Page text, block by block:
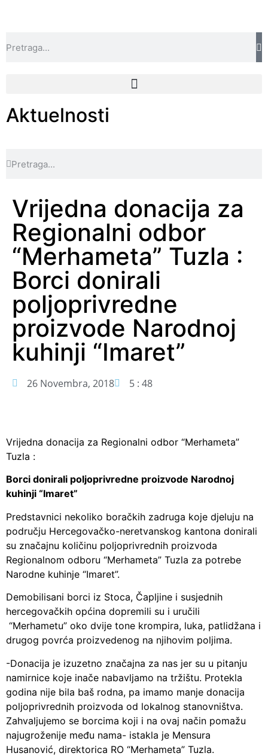
Aktuelnosti
Vrijedna donacija za
Regionalni odbor
“Merhameta” Tuzla :
Borci donirali
poljoprivredne
proizvode Narodnoj
kuhinji “Imaret”
26 Novembra, 2018 5 : 48
Vrijedna donacija za Regionalni odbor “Merhameta”
Tuzla :
Borci donirali poljoprivredne proizvode Narodnoj
kuhinji “Imaret”
Predstavnici nekoliko boračkih zadruga koje djeluju na
području Hercegovačko-neretvanskog kantona donirali
su značajnu količinu poljoprivrednih proizvoda
Regionalnom odboru “Merhameta” Tuzla za potrebe
Narodne kuhinje “Imaret”.
Demobilisani borci iz Stoca, Čapljine i susjednih
hercegovačkih općina dopremili su i uručili
“Merhametu” oko dvije tone krompira, luka, patlidžana i
drugog povrća proizvedenog na njihovim poljima.
-Donacija je izuzetno značajna za nas jer su u pitanju
namirnice koje inače nabavljamo na tržištu. Protekla
godina nije bila baš rodna, pa imamo manje donacija
poljoprivrednih proizvoda od lokalnog stanovništva.
Zahvaljujemo se borcima koji i na ovaj način pomažu
najugroženije među nama- istakla je Mensura
Husanović, direktorica RO “Merhameta” Tuzla.